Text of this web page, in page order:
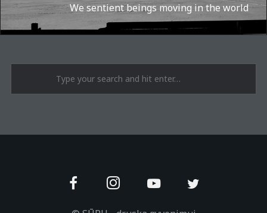
A post shared by Suru.lt - music multiactivity (@surufortherecord)
We sentient beings moving in the world